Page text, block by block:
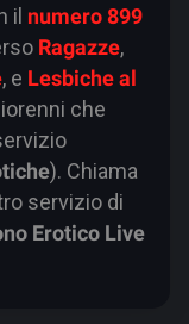
il numero 899
Ragazze,
, e Lesbiche al
che
). Chiama
servizio di
Erotico Live